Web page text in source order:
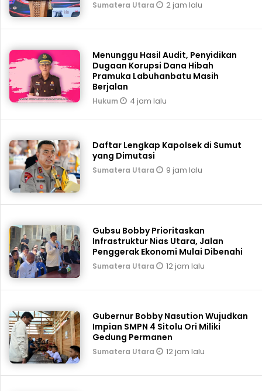
Sumatera Utara 2 jam lalu
Menunggu Hasil Audit, Penyidikan
Dugaan Korupsi Dana Hibah
Pramuka Labuhanbatu Masih
Berjalan
Hukum 4 jam lalu
Daftar Lengkap Kapolsek di Sumut
yang Dimutasi
Sumatera Utara 9 jam lalu
Gubsu Bobby Prioritaskan
Infrastruktur Nias Utara, Jalan
Penggerak Ekonomi Mulai Dibenahi
Sumatera Utara 12 jam lalu
Gubernur Bobby Nasution Wujudkan
Impian SMPN 4 Sitolu Ori Miliki
Gedung Permanen
Sumatera Utara 12 jam lalu